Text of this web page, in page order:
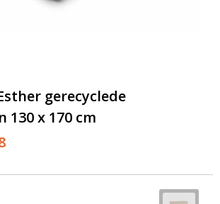
gerecyclede
130 x 170 cm